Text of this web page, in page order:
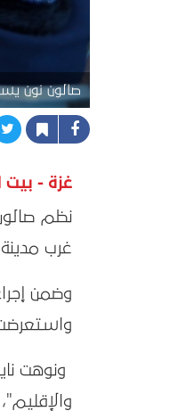
صالون نون
غزة - بيت
نظم
غرب مدينة غزة يوم الاثنين 15
وضمن
واستعرضت